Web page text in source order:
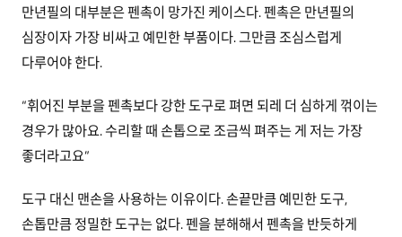
만년필의 대부분은 펜촉이 망가진 케이스다. 펜촉은 만년필의
심장이자 가장 비싸고 예민한 부품이다. 그만큼 조심스럽게
다루어야 한다.
“휘어진 부분을 펜촉보다 강한 도구로 펴면 되레 더 심하게 꺾이는
경우가 많아요. 수리할 때 손톱으로 조금씩 펴주는 게 저는 가장
좋더라고요”
도구 대신 맨손을 사용하는 이유이다. 손끝만큼 예민한 도구,
손톱만큼 정밀한 도구는 없다. 펜을 분해해서 펜촉을 반듯하게